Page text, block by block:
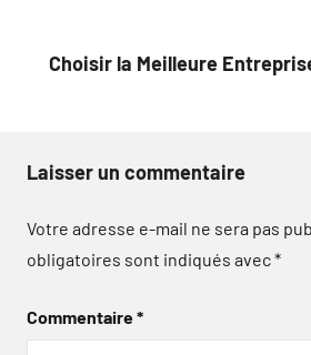
Choisir la Meilleure
Laisser un commentaire
Votre adresse e-mail ne sera pas
obligatoires sont indiqués avec*
Commentaire*